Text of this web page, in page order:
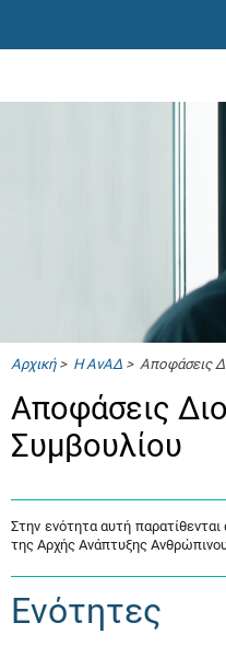
Αρχική> Η ΑνΑΔ > Αποφάσεις
Αποφάσεις
Συμβουλίου
Στην ενότητα αυτή
της Αρχής Ανάπτυξης
Ενότητες